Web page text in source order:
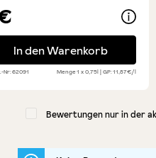
Bewertung von 5
Pfirsichcocktail
In den Warenkorb
Nr:62091 Menge1 x 0,75l GP: 11,87€/l
Bewertungen nur in der